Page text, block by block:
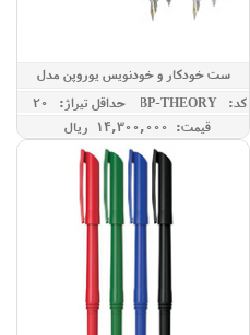
ست خودکار و خودنویس یوروپن مدل
THEORY
کد: GBP-THEORY
حداقل تيراژ: 20
قیمت: 14,300,000 ريال